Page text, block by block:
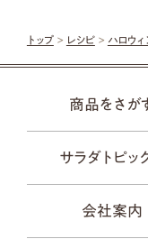
トップ> レシピ> ハロウ
商品をさが
サラダトピッ
会社案内